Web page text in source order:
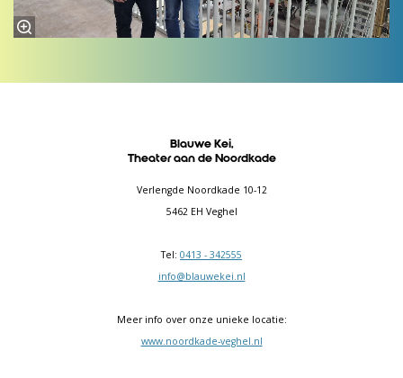
Blauwe Kei,
Theater aan de Noordkade
Verlengde Noordkade 10-12
5462 EH Veghel
Tel: 0413 - 342555
info@blauwekei.nl
Meer info over onze unieke locatie:
www.noordkade-veghel.nl